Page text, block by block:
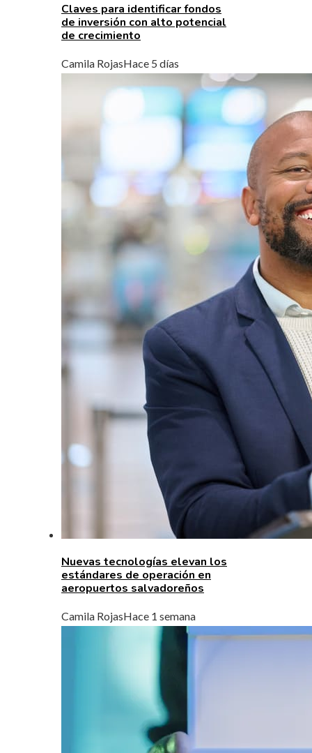
Claves para identificar fondos
de inversión con alto potencial
de crecimiento
Camila RojasHace 5 días
Nuevas tecnologías elevan los
estándares de operación en
aeropuertos salvadoreños
Camila RojasHace 1 semana